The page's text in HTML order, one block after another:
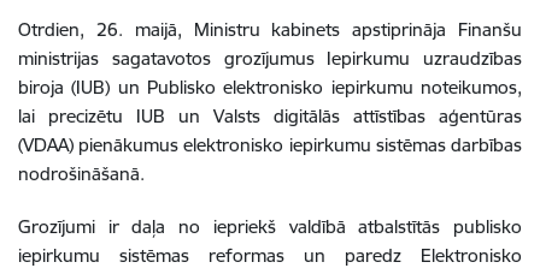
Otrdien, 26. maijā, Ministru kabinets apstiprināja Finanšu
ministrijas sagatavotos grozījumus Iepirkumu uzraudzības
biroja (IUB) un Publisko elektronisko iepirkumu noteikumos,
lai precizētu IUB un Valsts digitālās attīstības aģentūras
(VDAA) pienākumus elektronisko iepirkumu sistēmas darbības
nodrošināšanā.
Grozījumi ir daļa no iepriekš valdībā atbalstītās publisko
iepirkumu sistēmas reformas un paredz Elektronisko